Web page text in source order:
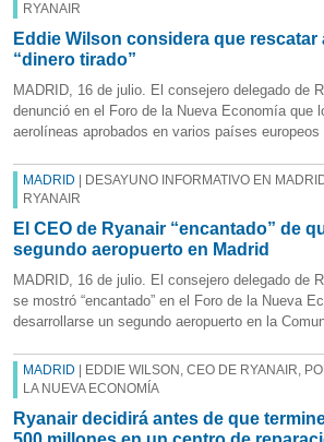
RYANAIR
Eddie Wilson considera que rescatar
“dinero tirado”
MADRID, 16 de julio. El consejero delegado de
denunció en el Foro de la Nueva Economía que
aerolíneas aprobados en varios países europeos
MADRID | DESAYUNO INFORMATIVO EN
RYANAIR
El CEO de Ryanair “encantado” de
segundo aeropuerto en Madrid
MADRID, 16 de julio. El consejero delegado de
se mostró “encantado” en el Foro de la Nueva
desarrollarse un segundo aeropuerto en la
MADRID | EDDIE WILSON, CEO DE RYANAIR,
LA NUEVA ECONOMÍA
Ryanair decidirá antes de que